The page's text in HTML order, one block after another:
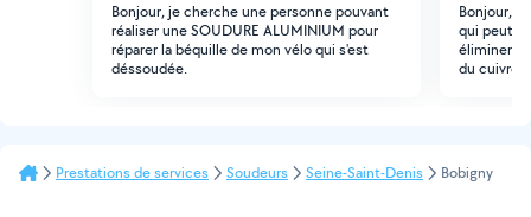
Bonjour, je cherche une personne pouvant
réaliser une SOUDURE ALUMINIUM pour
réparer la béquille de mon vélo qui s'est
déssoudée.
Bonjour,
qui peut
éliminer la
du cuivre
Prestations de services Soudeurs Seine-Saint-Denis Bobigny